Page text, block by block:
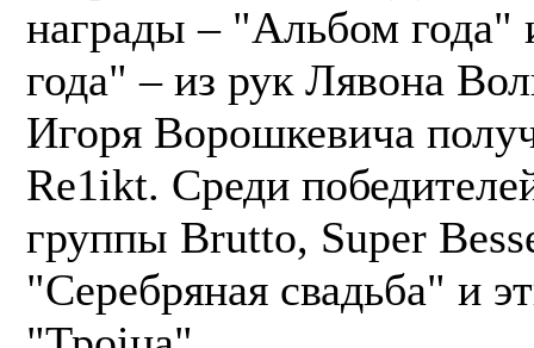
награды – "Альбом года"
года" – из рук Лявона
Игоря Ворошкевича
Re1ikt. Среди
группы Brutto, Super
"Серебряная свадьба" и